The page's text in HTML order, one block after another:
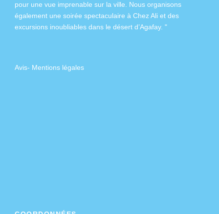
pour une vue imprenable sur la ville. Nous organisons
également une soirée spectaculaire à Chez Ali et des
excursions inoubliables dans le désert d’Agafay. "
Avis- Mentions légales